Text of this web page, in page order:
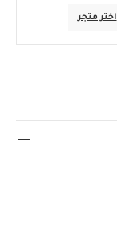
اختر متجر